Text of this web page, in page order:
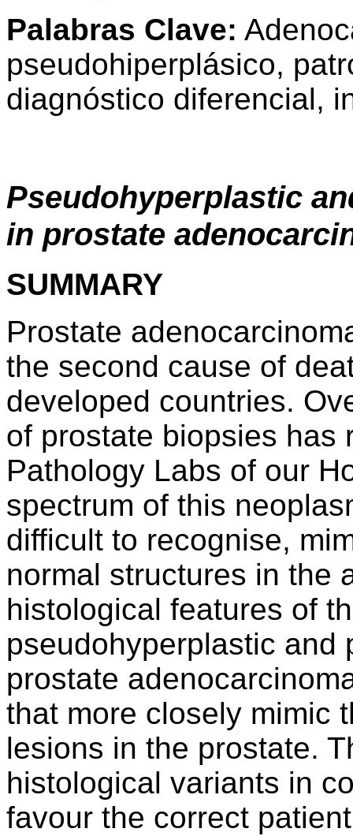
Palabras Clave:
pseudohiperplásico,
diagnóstico diferencial,
Pseudohyperplastic
in prostate
SUMMARY
Prostate
the second cause of
developed countries.
of prostate biopsies has
Pathology Labs of our
spectrum of this
difficult to recognise,
normal structures in the
histological features of
pseudohyperplastic and
prostate
that more closely mimic
lesions in the prostate.
histological variants in
favour the correct